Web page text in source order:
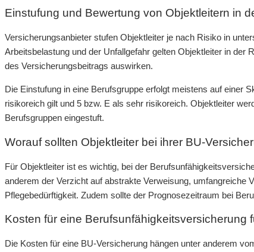
Einstufung und Bewertung von Objektleitern in
Versicherungsanbieter stufen Objektleiter je nach Risiko in
Arbeitsbelastung und der Unfallgefahr gelten Objektleiter in
des Versicherungsbeitrags auswirken.
Die Einstufung in eine Berufsgruppe erfolgt meistens auf einer
risikoreich gilt und 5 bzw. E als sehr risikoreich. Objektleiter
Berufsgruppen eingestuft.
Worauf sollten Objektleiter bei ihrer BU-
Für Objektleiter ist es wichtig, bei der
anderem der Verzicht auf abstrakte Verweisung, umfangreiche
Pflegebedürftigkeit. Zudem sollte der Prognosezeitraum bei
Kosten für eine Berufsunfähigkeitsversicherung
Die Kosten für eine BU-Versicherung hängen unter anderem